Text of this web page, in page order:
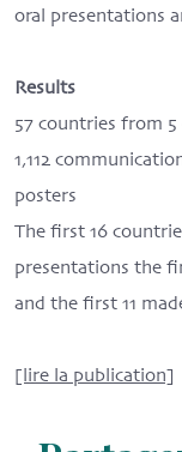
oral presentations
Results
57 countries from
1,112
posters
The first 16
presentations the
and the first 11
[lire la publication]